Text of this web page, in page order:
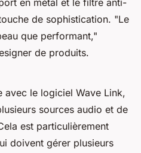
en métal et le filtre anti-
de sophistication. "Le
que performant,"
de produits.
avec le logiciel Wave Link,
sources audio et de
est particulièrement
doivent gérer plusieurs